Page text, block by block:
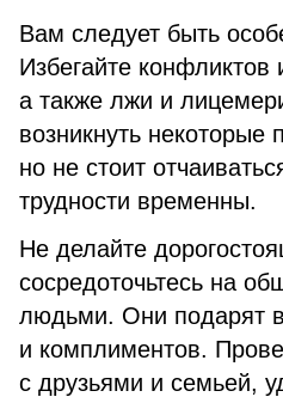
Вам следует быть
Избегайте конфликтов
а также лжи и
возникнуть некоторые
но не стоит
трудности временны.
Не делайте
сосредоточьтесь на
людьми. Они подарят
и комплиментов.
с друзьями и семьей,